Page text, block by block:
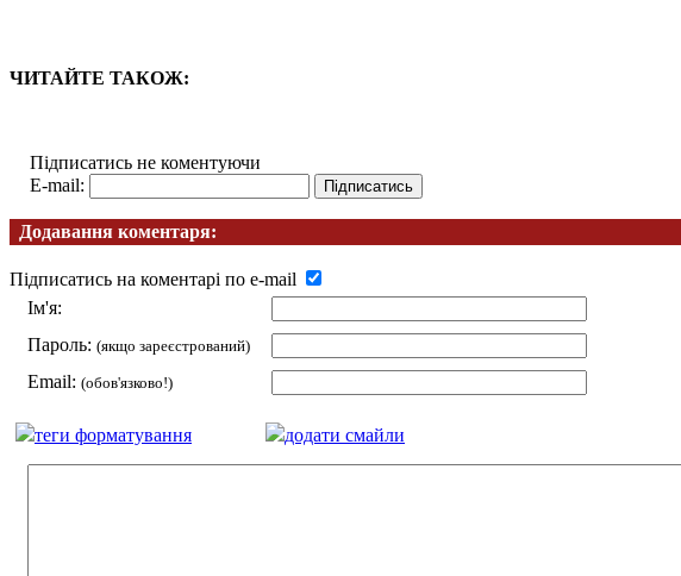
ЧИТАЙТЕ ТАКОЖ:
Підписатись не коментуючи
E-mail:
Додавання коментаря:
Підписатись на коментарі по e-mail
Ім'я:
Пароль: (якщо зареєстрований)
Email: (обов'язково!)
теги форматування додати смайли